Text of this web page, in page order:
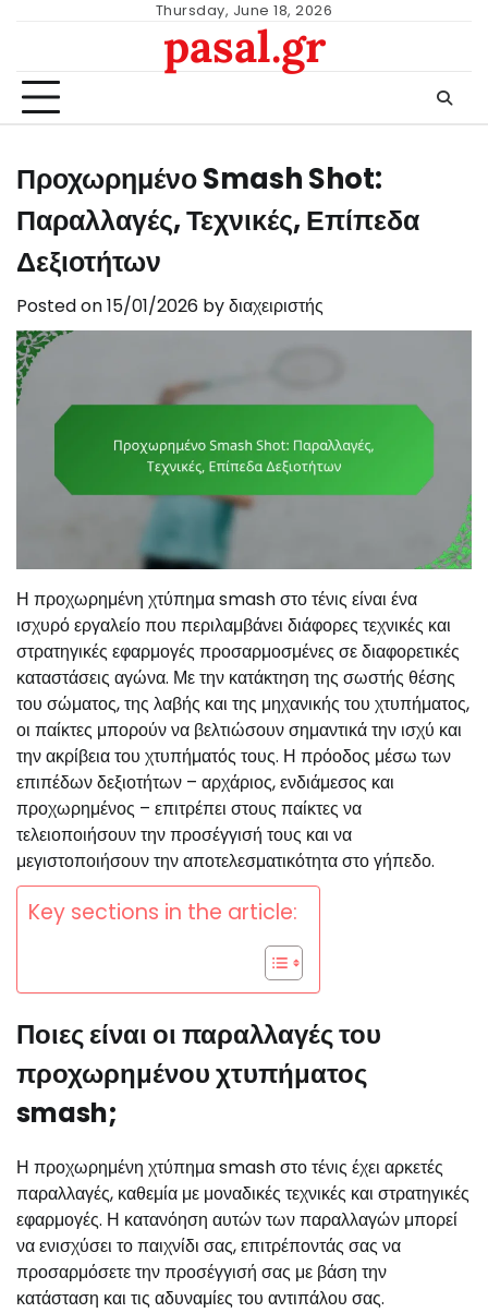
Thursday, June 18, 2026
pasal.gr
Προχωρημένο Smash Shot:
Παραλλαγές, Τεχνικές, Επίπεδα
Δεξιοτήτων
Posted on15/01/2026 byδιαχειριστής
Η προχωρημένη χτύπημα smash στο τένις είναι ένα
ισχυρό εργαλείο που περιλαμβάνει διάφορες τεχνικές και
στρατηγικές εφαρμογές προσαρμοσμένες σε διαφορετικές
καταστάσεις αγώνα. Με την κατάκτηση της σωστής θέσης
του σώματος, της λαβής και της μηχανικής του χτυπήματος,
οι παίκτες μπορούν να βελτιώσουν σημαντικά την ισχύ και
την ακρίβεια του χτυπήματός τους. Η πρόοδος μέσω των
επιπέδων δεξιοτήτων – αρχάριος, ενδιάμεσος και
προχωρημένος – επιτρέπει στους παίκτες να
τελειοποιήσουν την προσέγγισή τους και να
μεγιστοποιήσουν την αποτελεσματικότητα στο γήπεδο.
Key sections in the article:
Ποιες είναι οι παραλλαγές του
προχωρημένου χτυπήματος
smash;
Η προχωρημένη χτύπημα smash στο τένις έχει αρκετές
παραλλαγές, καθεμία με μοναδικές τεχνικές και στρατηγικές
εφαρμογές. Η κατανόηση αυτών των παραλλαγών μπορεί
να ενισχύσει το παιχνίδι σας, επιτρέποντάς σας να
προσαρμόσετε την προσέγγισή σας με βάση την
κατάσταση και τις αδυναμίες του αντιπάλου σας.